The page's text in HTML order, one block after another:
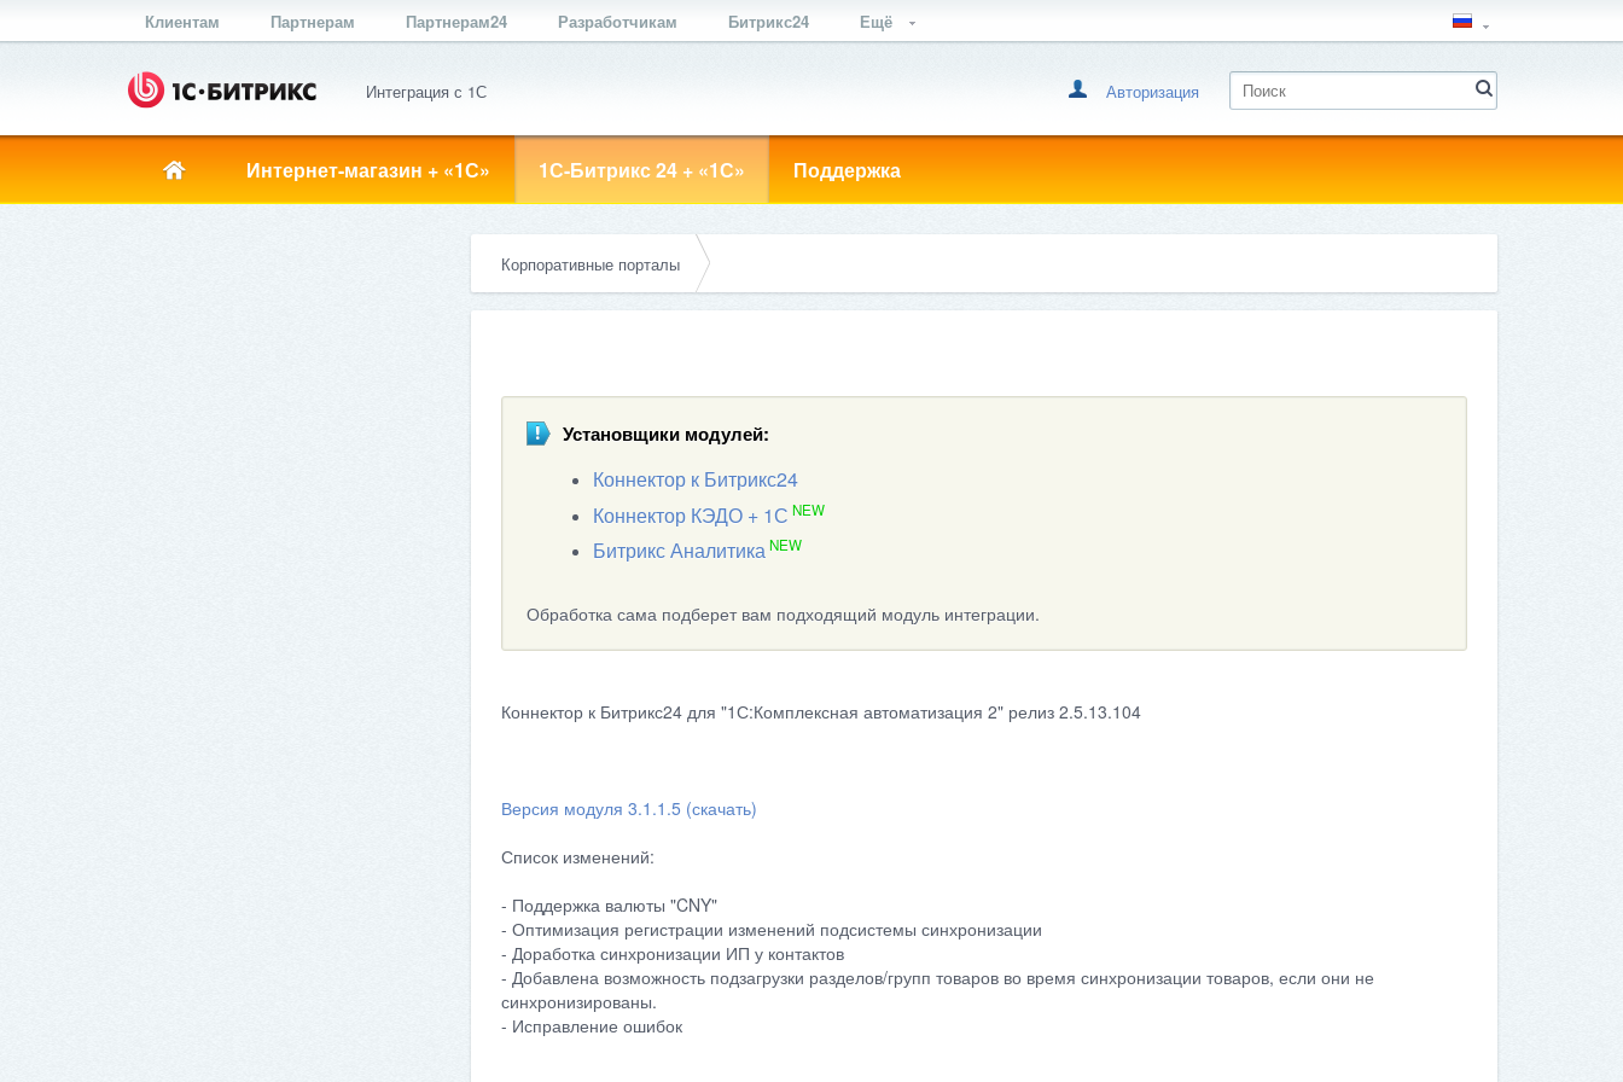
Клиентам Партнерам Партнерам24 Разработчикам Битрикс24 Ещё
Интеграция с 1С Авторизация
Интернет-магазин + «1С» 1С-Битрикс 24 + «1С» Поддержка
Корпоративные порталы
Установщики модулей:
Коннектор к Битрикс24
Коннектор КЭДО + 1С NEW
Битрикс Аналитика NEW
Обработка сама подберет вам подходящий модуль интеграции.
Коннектор к Битрикс24 для "1С:Комплексная автоматизация 2" релиз 2.5.13.104
Версия модуля 3.1.1.5 (скачать)
Список изменений:
- Поддержка валюты "CNY"
- Оптимизация регистрации изменений подсистемы синхронизации
- Доработка синхронизации ИП у контактов
- Добавлена возможность подзагрузки разделов/групп товаров во время синхронизации товаров, если они не
синхронизированы.
- Исправление ошибок